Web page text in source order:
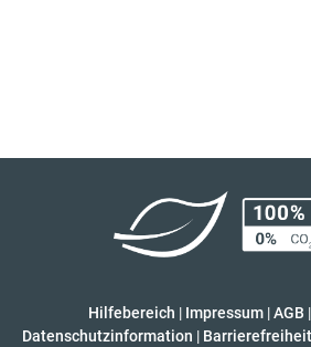
Hilfebereich | Impressum |AGB |
Datenschutzinformation | Barrierefreiheit